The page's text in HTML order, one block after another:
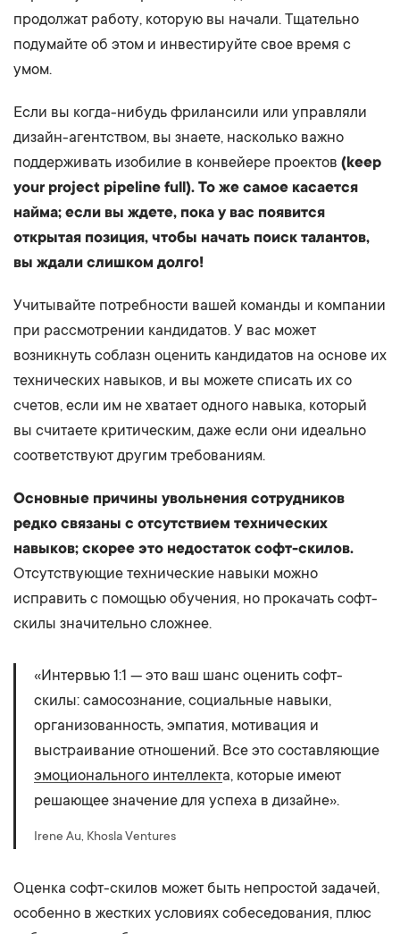
продолжат работу, которую вы начали. Тщательно
подумайте об этом и инвестируйте свое время с
умом.
Если вы когда-нибудь фрилансили или управляли
дизайн-агентством, вы знаете, насколько важно
поддерживать изобилие в конвейере проектов (keep
your project pipeline full). То же самое касается
найма; если вы ждете, пока у вас появится
открытая позиция, чтобы начать поиск талантов,
вы ждали слишком долго!
Учитывайте потребности вашей команды и компании
при рассмотрении кандидатов. У вас может
возникнуть соблазн оценить кандидатов на основе их
технических навыков, и вы можете списать их со
счетов, если им не хватает одного навыка, который
вы считаете критическим, даже если они идеально
соответствуют другим требованиям.
Основные причины увольнения сотрудников
редко связаны с отсутствием технических
навыков; скорее это недостаток софт-скилов.
Отсутствующие технические навыки можно
исправить с помощью обучения, но прокачать софт-
скилы значительно сложнее.
«Интервью 1:1 — это ваш шанс оценить софт-
скилы: самосознание, социальные навыки,
организованность, эмпатия, мотивация и
выстраивание отношений. Все это составляющие
эмоционального интеллекта, которые имеют
решающее значение для успеха в дизайне».
Irene Au, Khosla Ventures
Оценка софт-скилов может быть непростой задачей,
особенно в жестких условиях собеседования, плюс